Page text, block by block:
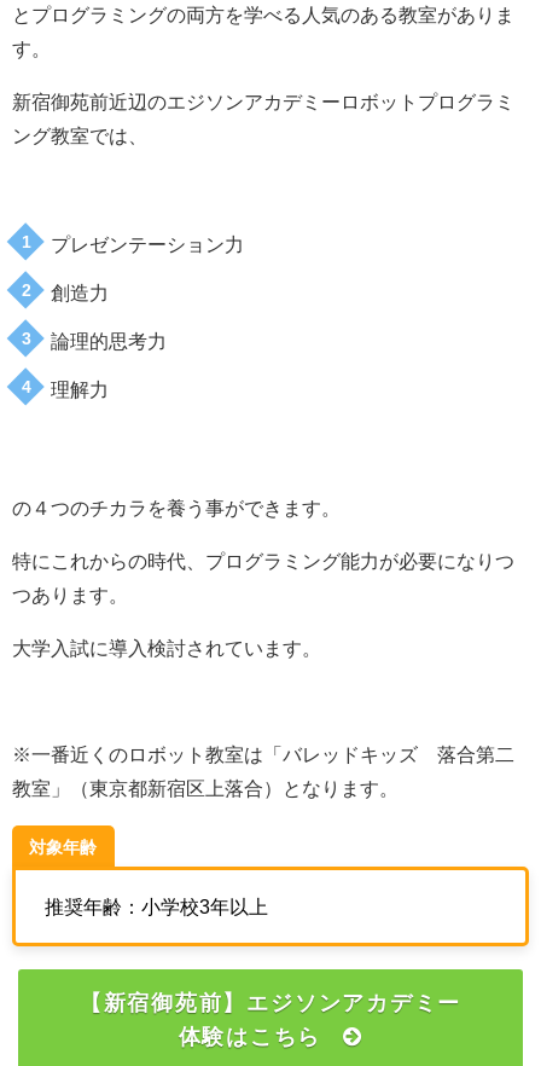
とプログラミングの両方を学べる人気のある教室がありま
す。
新宿御苑前近辺のエジソンアカデミーロボットプログラミ
ング教室では、
プレゼンテーション力
創造力
論理的思考力
理解力
の４つのチカラを養う事ができます。
特にこれからの時代、プログラミング能力が必要になりつ
つあります。
大学入試に導入検討されています。
※一番近くのロボット教室は「バレッドキッズ 落合第二
教室」（東京都新宿区上落合）となります。
対象年齢
推奨年齢：小学校3年以上
【新宿御苑前】エジソンアカデミー
体験はこちら